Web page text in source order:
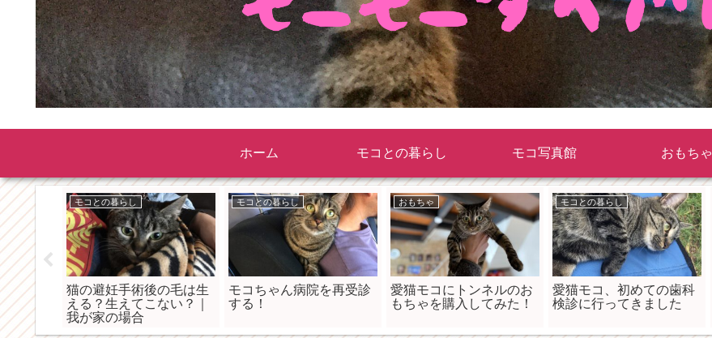
ホーム モコとの暮らし モコ写真館 おもちゃ
ゃを気
|魚とネ
モコとの暮らし
猫の避妊手術後の毛は生
える？生えてこない？｜
我が家の場合
モコとの暮らし
モコちゃん病院を再受診
する！
おもちゃ
愛猫モコにトンネルのお
もちゃを購入してみた！
モコとの暮らし
愛猫モコ、初めての歯科
検診に行ってきました